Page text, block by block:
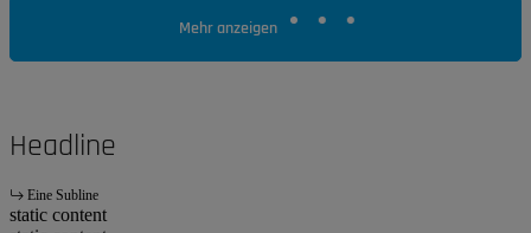
Mehr anzeigen
Headline
Eine Subline
static content